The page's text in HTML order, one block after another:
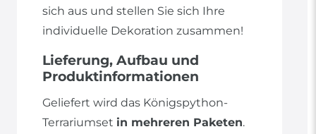
sich aus und stellen Sie sich Ihre
individuelle Dekoration zusammen!
Lieferung, Aufbau und
Produktinformationen
Geliefert wird das Königspython-
Terrariumset in mehreren Paketen.